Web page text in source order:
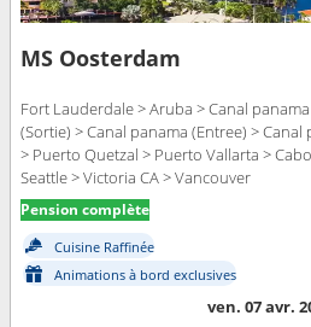
MS Oosterdam
Fort Lauderdale > Aruba > Canal
(Sortie) > Canal panama (Entree) >
> Puerto Quetzal > Puerto Vallarta >
Seattle > Victoria CA > Vancouver
Pension complète
Cuisine Raffinée
Animations à bord exclusives
ven. 07 avr.